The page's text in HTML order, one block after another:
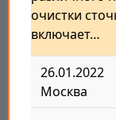
очистки
включает…
26.01.2022
Москва